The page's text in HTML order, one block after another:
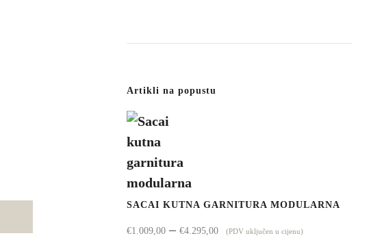
Artikli na popustu
SACAI KUTNA GARNITURA MODULARNA
€1.009,00 – €4.295,00Raspon
(PDV uključen u cijenu)